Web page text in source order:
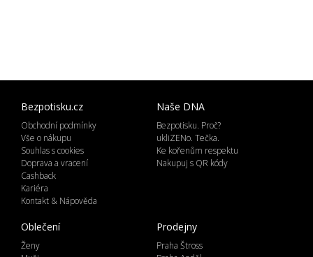
Bezpotisku.cz
Obchodní podmínky
Vše o nákupu
Souhlas s cookies
Doprava a vracení
Cashback
Kariéra
Kontakt & Nápověda
Naše DNA
Bezpotisku. Proč?
ukliZENo. Tečka.
Ke kořenům respektu
Nakupuj s QR kódy
Oblečení
Ženy
Prodejny
Praha Štross